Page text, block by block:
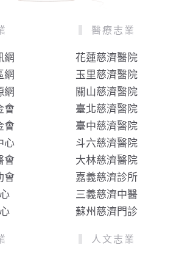
網
網
網
會
會
心
會
會
醫療志業
花蓮慈濟醫院
玉里慈濟醫院
關山慈濟醫院
臺北慈濟醫院
臺中慈濟醫院
斗六慈濟醫院
大林慈濟醫院
嘉義慈濟診所
三義慈濟中醫
蘇州慈濟門診
人文志業